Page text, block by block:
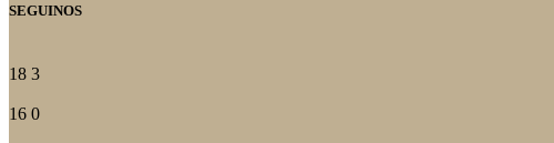
SEGUINOS
18 3
16 0